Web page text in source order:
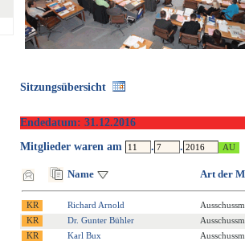
Sitzungsübersicht
Endedatum: 31.12.2016
Mitglieder waren am
. .
Name Art der
Richard Arnold
Dr. Gunter Bühler
Karl Bux